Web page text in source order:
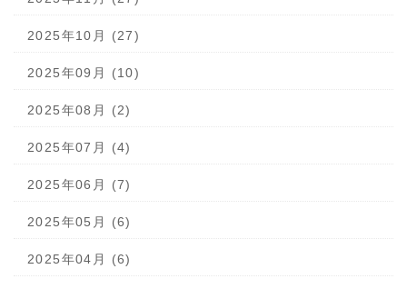
2025年10月 (27)
2025年09月 (10)
2025年08月 (2)
2025年07月 (4)
2025年06月 (7)
2025年05月 (6)
2025年04月 (6)